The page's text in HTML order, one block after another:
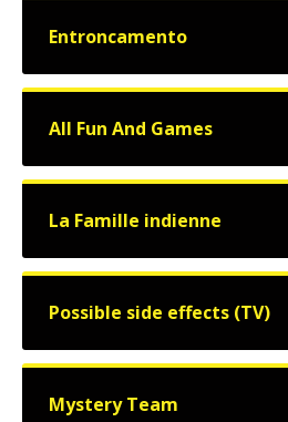
Entroncamento
All Fun And Games
La Famille indienne
Possible side effects (TV)
Mystery Team